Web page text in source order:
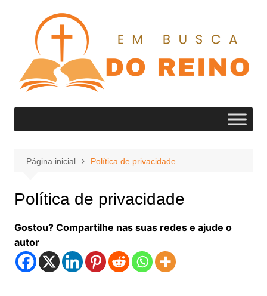
conteúdo
Página inicial Política de privacidade
Política de privacidade
Gostou? Compartilhe nas suas redes e ajude o
autor